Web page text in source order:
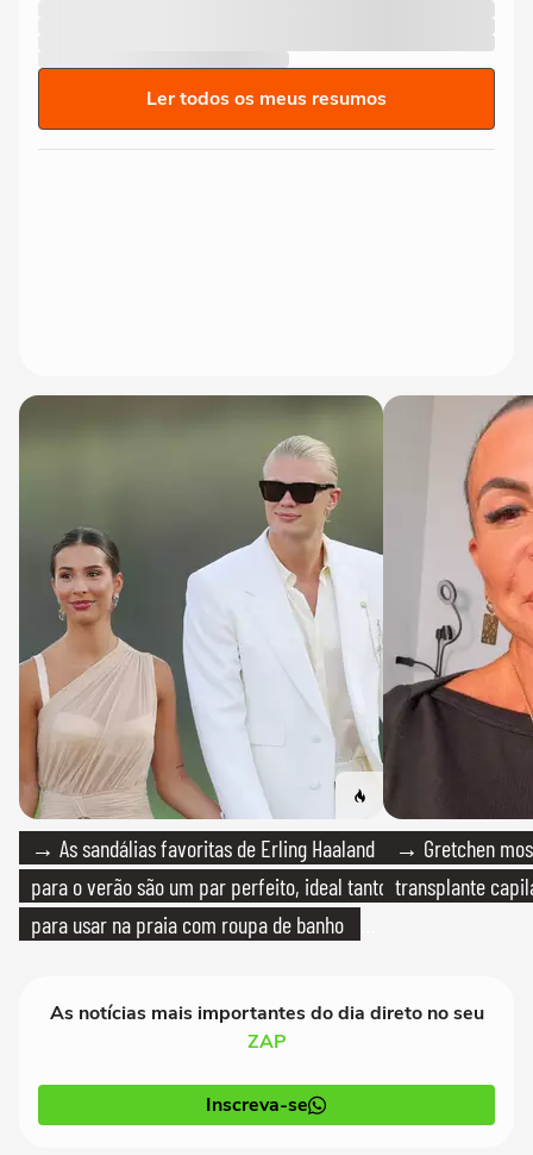
Ler todos os meus resumos
→ As sandálias favoritas de Erling Haaland
para o verão são um par perfeito, ideal tanto
para usar na praia com roupa de banho
→ Gretchen
transplante
As notícias mais importantes do dia direto no seu
ZAP
Inscreva-se